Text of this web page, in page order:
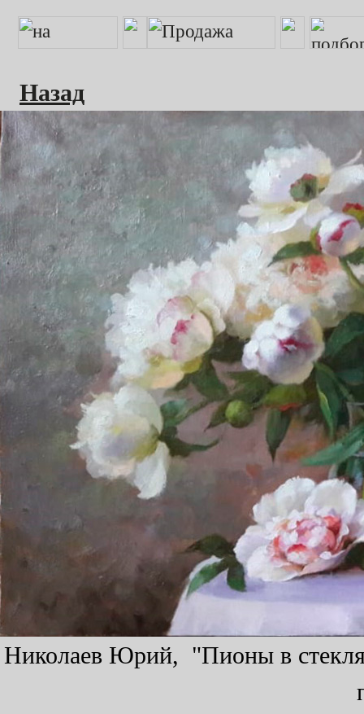
Назад
Николаев Юрий, "Пионы в